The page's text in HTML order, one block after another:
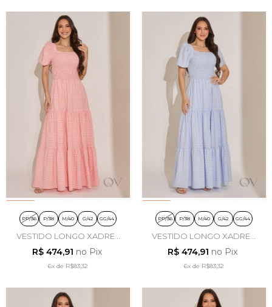
PP/36 P/38 M/40 G/42 GG/44
VESTIDO LONGO XADREZ
VICHY EM CREPE MABEL
ROSA - TATA MARTELLO
R$ 474,91 no Pix
6x de R$83,32
PP/36 P/38 M/40 G/42 GG/44
VESTIDO LONGO XADREZ
VICHY EM CREPE MABEL -
TATA MARTELLO
R$ 474,91 no Pix
6xde R$83,32